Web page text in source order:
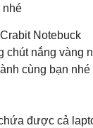
nhé
Notebuck
nắng vàng
cùng bạn nhé
được cả